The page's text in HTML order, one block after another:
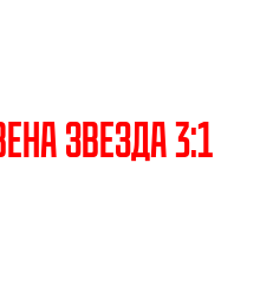
звезда 3:1